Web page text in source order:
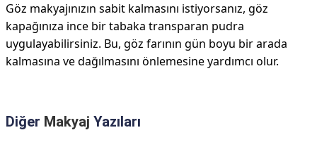
Göz makyajınızın sabit kalmasını istiyorsanız, göz
kapağınıza ince bir tabaka transparan pudra
uygulayabilirsiniz. Bu, göz farının gün boyu bir arada
kalmasına ve dağılmasını önlemesine yardımcı olur.
Diğer Makyaj Yazıları